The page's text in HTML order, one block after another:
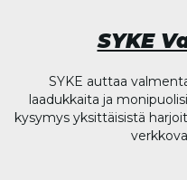
SYKE
SYKE auttaa
laadukkaita ja
kysymys yksittäisistä